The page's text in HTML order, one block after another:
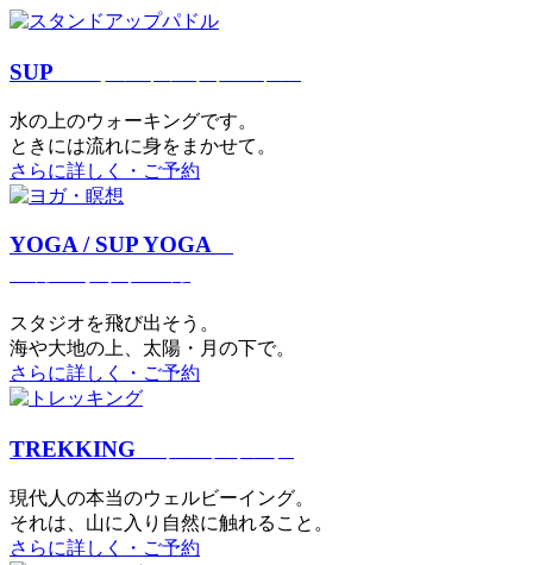
SUP
⽔の上のウォーキングです。
ときには流れに身をまかせて。
さらに詳しく・ご予約
YOGA / SUP YOGA
スタジオを⾶び出そう。
海や大地の上、太陽・⽉の下で。
さらに詳しく・ご予約
TREKKING
現代⼈の本当のウェルビーイング。
それは、⼭に⼊り⾃然に触れること。
さらに詳しく・ご予約